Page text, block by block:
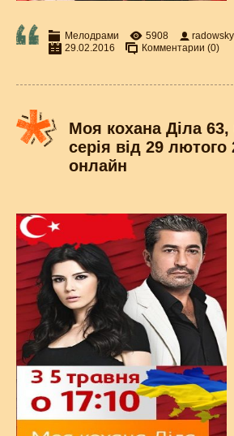
Мелодрами 5908
radowsky
29.02.2016
Комментарии (0)
Моя кохана Діла 63,
серія від 29 лютого
онлайн